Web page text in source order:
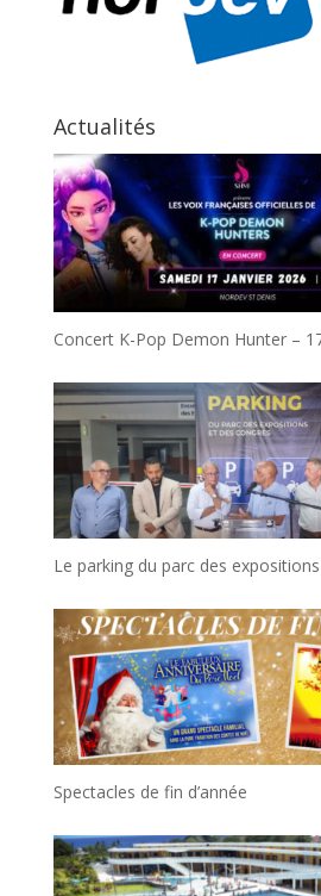
Actualités
Concert K-Pop Demon Hunter –
Le parking du parc des
Spectacles de fin d’année